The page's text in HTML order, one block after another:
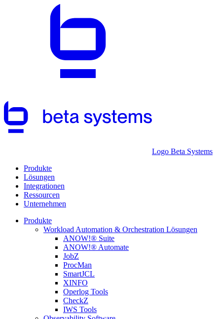
Logo Beta Systems
Produkte
Lösungen
Integrationen
Ressourcen
Unternehmen
Produkte
Workload Automation & Orchestration Lösungen
ANOW!® Suite
ANOW!® Automate
JobZ
ProcMan
SmartJCL
XINFO
Operlog Tools
CheckZ
IWS Tools